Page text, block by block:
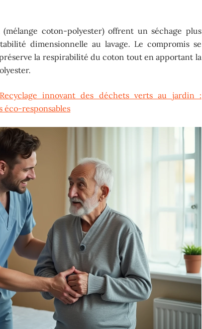
coton-polyester) offrent un séchage plus
dimensionnelle au lavage. Le compromis se
la respirabilité du coton tout en apportant la
Recyclage innovant des déchets verts au jardin :
éco-responsables